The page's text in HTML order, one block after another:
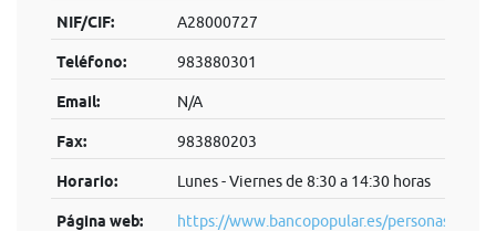
NIF/CIF: A28000727
Teléfono: 983880301
Email: N/A
Fax: 983880203
Horario: Lunes - Viernes de 8:30 a 14:30 horas
Página web: https://www.bancopopular.es/personas